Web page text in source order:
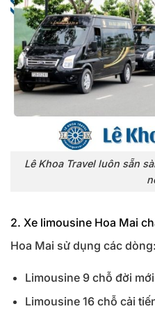
Lê Khoa Travel luôn sẵn
2. Xe limousine Hoa Mai
Hoa Mai sử dụng các dòng:
Limousine 9 chỗ đời mới
Limousine 16 chỗ cải